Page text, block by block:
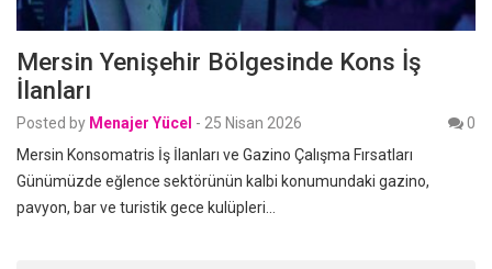
Mersin Yenişehir Bölgesinde Kons İş
İlanları
Posted by Menajer Yücel - 25 Nisan 2026
0
Mersin Konsomatris İş İlanları ve Gazino Çalışma Fırsatları
Günümüzde eğlence sektörünün kalbi konumundaki gazino,
pavyon, bar ve turistik gece kulüpleri…